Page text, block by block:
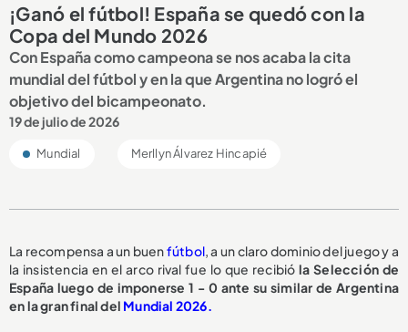
¡Ganó el fútbol! España se quedó con la
Copa del Mundo 2026
Con España como campeona se nos acaba la cita
mundial del fútbol y en la que Argentina no logró el
objetivo del bicampeonato.
19 de julio de 2026
Mundial Merllyn Álvarez Hincapié
La recompensa a un buenfútbol, a un claro dominio del juego y a
la insistencia en el arco rival fue lo que recibióla Selección de
España luego de imponerse 1 - 0 ante su similar de Argentina
en la gran final del Mundial 2026.